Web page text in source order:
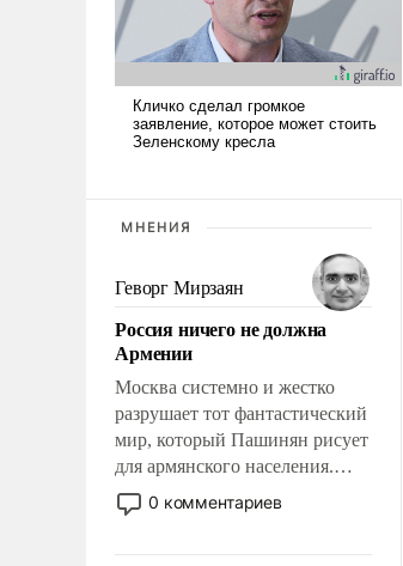
МНЕНИЯ
Геворг Мирзаян
Россия ничего не должна
Армении
Москва системно и жестко
разрушает тот фантастический
мир, который Пашинян рисует
для армянского населения.
Мир, где этому населению все
должны просто по
0 комментариев